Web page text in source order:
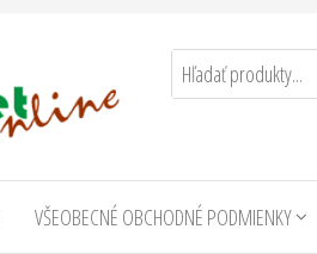
VŠEOBECNÉ OBCHODNÉ PODMIENKY